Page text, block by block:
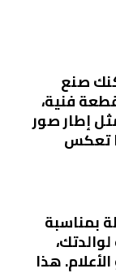
صنع
فنية،
إطار صور
تعكس
بمناسبة
هذا